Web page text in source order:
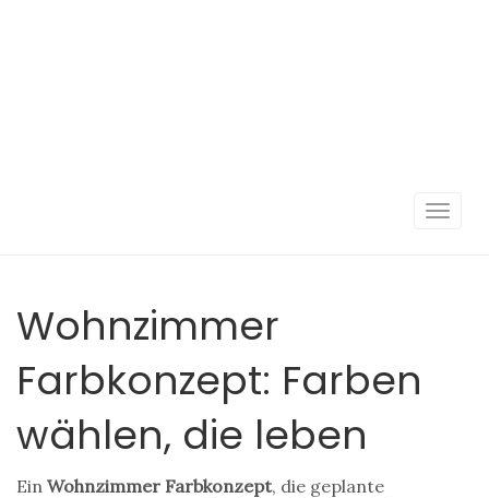
Wohnzimmer
Farbkonzept: Farben
wählen, die leben
Ein Wohnzimmer Farbkonzept, die geplante